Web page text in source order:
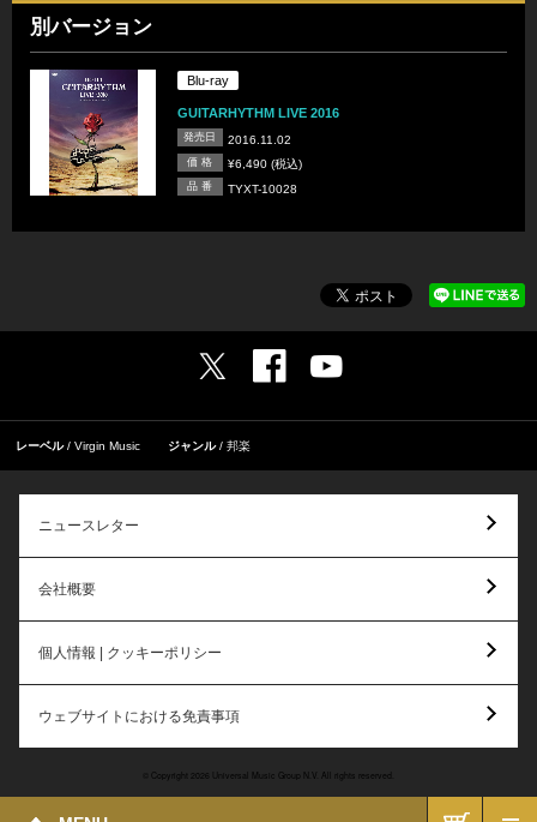
別バージョン
Blu-ray
GUITARHYTHM LIVE 2016
発売日 2016.11.02
価 格 ¥6,490 (税込)
品 番 TYXT-10028
レーベル Virgin Music ジャンル 邦楽
ニュースレター
会社概要
個人情報 | クッキーポリシー
ウェブサイトにおける免責事項
© Copyright 2026 Universal Music Group N.V. All rights reserved.